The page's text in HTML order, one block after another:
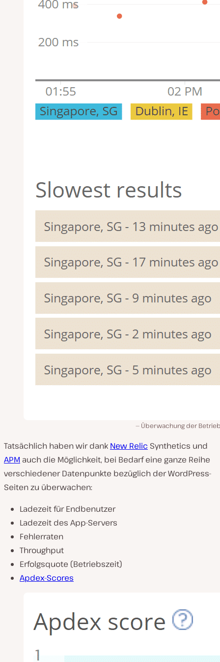
Überwachung der
Tatsächlich haben wir dank New Relic Synthetics und
APM auch die Möglichkeit, bei Bedarf eine ganze Reihe
verschiedener Datenpunkte bezüglich der WordPress-
Seiten zu überwachen:
Ladezeit für Endbenutzer
Ladezeit des App-Servers
Fehlerraten
Throughput
Erfolgsquote (Betriebszeit)
Apdex-Scores